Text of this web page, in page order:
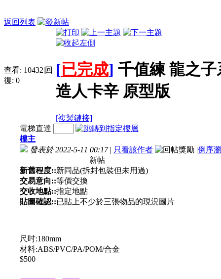
返回列表
查看: 10432|回
復: 0
[已完成] 千值練 龍之
造人卡辛 原型版
[複製鏈接]
電梯直達
樓主
發表於 2022-5-11 00:17 | 只看該作者 |倒序
新帖
新舊程度::新同品(拆封包裝但未用過)
交易意向::等價交換
交收地點::指定地點
貼圖確認::已貼上不少於三張物品的現況圖片
尺吋:180mm
材料:ABS/PVC/PA/POM/合金
$500